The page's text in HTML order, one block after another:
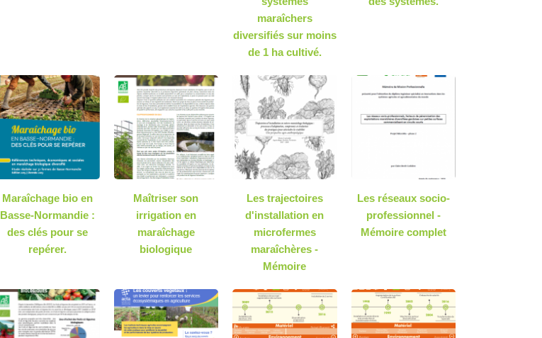
maraîchers
diversifiés sur moins
de 1 ha cultivé.
Maraîchage bio en
Basse-Normandie :
des clés pour se
repérer.
Maîtriser son
irrigation en
maraîchage
biologique
Les trajectoires
d'installation en
microfermes
maraîchères -
Mémoire
Les réseaux socio-
professionnel -
Mémoire complet